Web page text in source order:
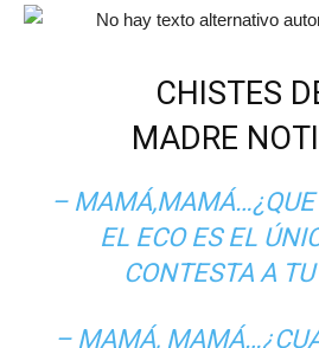
CHISTES
MADRE
– MAMÁ,MAMÁ…¿QUE
EL ECO ES EL
CONTESTA A
– MAMÁ,